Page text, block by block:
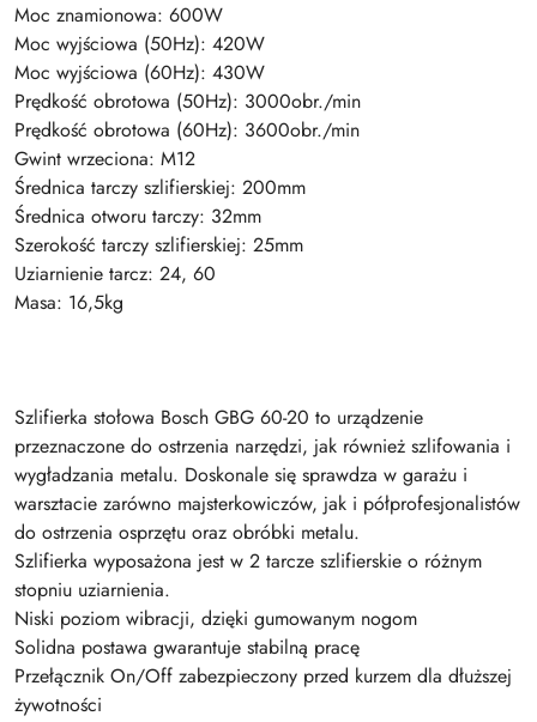
Moc znamionowa: 600W
Moc wyjściowa (50Hz): 420W
Moc wyjściowa (60Hz): 430W
Prędkość obrotowa (50Hz): 3000obr./min
Prędkość obrotowa (60Hz): 3600obr./min
Gwint wrzeciona: M12
Średnica tarczy szlifierskiej: 200mm
Średnica otworu tarczy: 32mm
Szerokość tarczy szlifierskiej: 25mm
Uziarnienie tarcz: 24, 60
Masa: 16,5kg
Szlifierka stołowa Bosch GBG 60-20 to urządzenie
przeznaczone do ostrzenia narzędzi, jak również szlifowania i
wygładzania metalu. Doskonale się sprawdza w garażu i
warsztacie zarówno majsterkowiczów, jak i półprofesjonalistów
do ostrzenia osprzętu oraz obróbki metalu.
Szlifierka wyposażona jest w 2 tarcze szlifierskie o różnym
stopniu uziarnienia.
Niski poziom wibracji, dzięki gumowanym nogom
Solidna postawa gwarantuje stabilną pracę
Przełącznik On/Off zabezpieczony przed kurzem dla dłuższej
żywotności